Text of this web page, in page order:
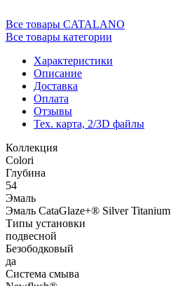
Все товары CATALANO
Все товары категории
Характеристики
Описание
Доставка
Оплата
Отзывы
Тех. карта, 2/3D файлы
Коллекция
Colori
Глубина
54
Эмаль
Эмаль CataGlaze+® Silver Titanium
Типы установки
подвесной
Безободковый
да
Система смыва